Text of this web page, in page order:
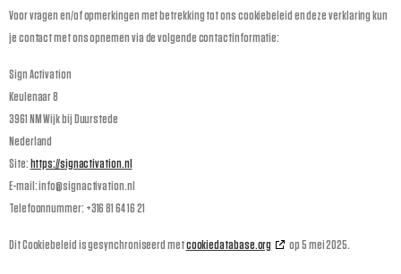
Voor vragen en/of opmerkingen met betrekking tot ons cookiebeleid en deze verklaring kun
je contact met ons opnemen via de volgende contactinformatie:
Sign Activation
Keulenaar 8
3961 NM Wijk bij Duurstede
Nederland
Site: https://signactivation.nl
E-mail:info@signactivation.nl
Telefoonnummer: +316 81 64 16 21
Dit Cookiebeleid is gesynchroniseerd metcookiedatabase.org op 5 mei 2025.